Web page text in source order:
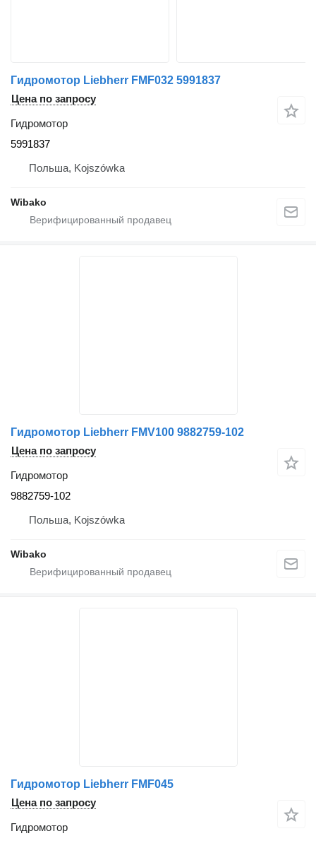
Гидромотор Liebherr FMF032 5991837
Цена по запросу
Гидромотор
5991837
Польша, Kojszówka
Wibako
Гидромотор Liebherr FMV100 9882759-102
Цена по запросу
Гидромотор
9882759-102
Польша, Kojszówka
Wibako
Гидромотор Liebherr FMF045
Цена по запросу
Гидромотор